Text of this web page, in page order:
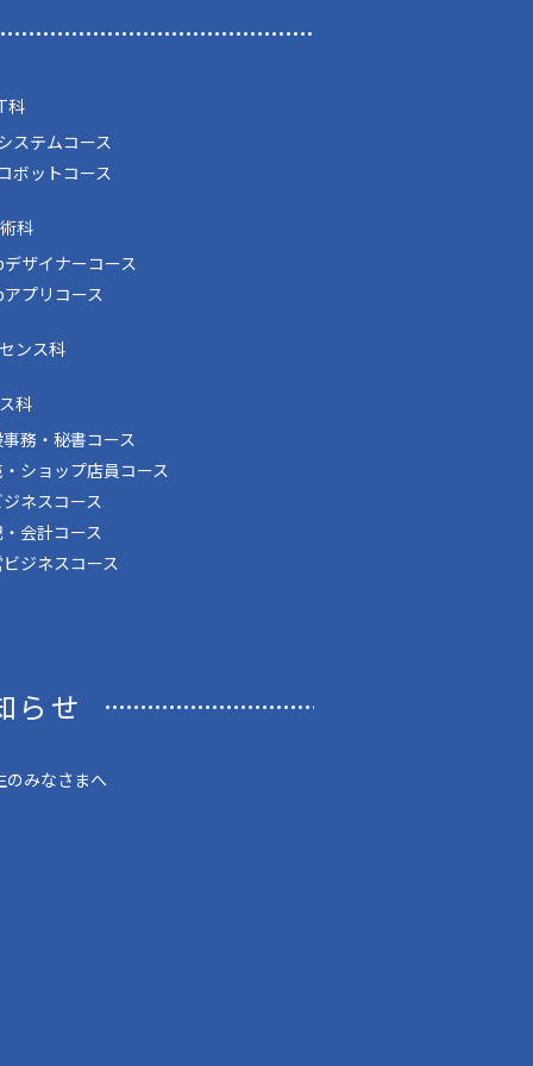
科
ステムコース
ボットコース
科
ザイナーコース
プリコース
ンス科
科
務・秘書コース
ショップ店員コース
ネスコース
会計コース
ジネスコース
らせ
のみなさまへ